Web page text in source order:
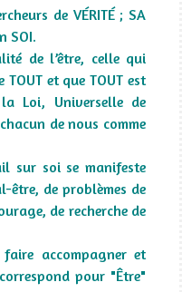
de VÉRITÉ ; SA
SOI.
de l’être, celle qui
et que TOUT est
Loi, Universelle de
de nous comme
sur soi se manifeste
être, de problèmes de
de recherche de
accompagner et
pour "Être"